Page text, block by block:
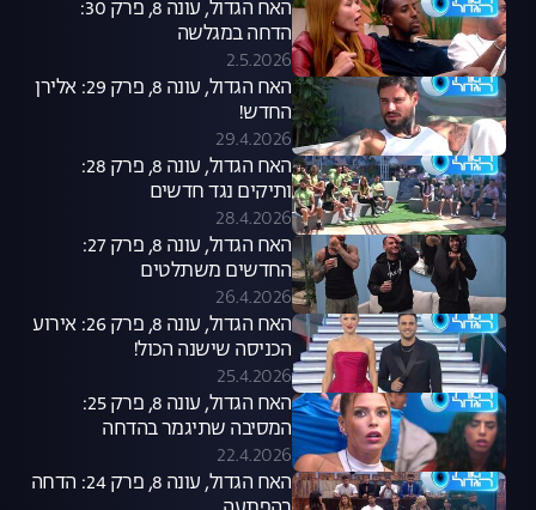
האח הגדול, עונה 8, פרק 30:
הדחה במגלשה
2.5.2026
האח הגדול, עונה 8, פרק 29: אלירן
החדש!
29.4.2026
האח הגדול, עונה 8, פרק 28:
ותיקים נגד חדשים
28.4.2026
האח הגדול, עונה 8, פרק 27:
החדשים משתלטים
26.4.2026
האח הגדול, עונה 8, פרק 26: אירוע
הכניסה שישנה הכול!
25.4.2026
האח הגדול, עונה 8, פרק 25:
המסיבה שתיגמר בהדחה
22.4.2026
האח הגדול, עונה 8, פרק 24: הדחה